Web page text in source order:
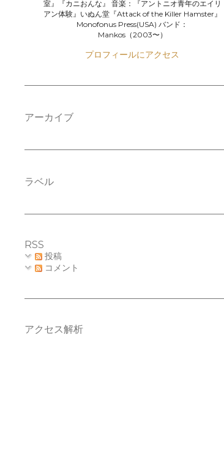
室』『カニおんな』 音楽：『アントニオ青年のエイリ
アン体験』いぬん堂『Attack of the Killer Hamster』
Monofonus Press(USA) バンド：
Mankos（2003〜）
プロフィールにアクセス
アーカイブ
ラベル
RSS
投稿
コメント
アクセス解析